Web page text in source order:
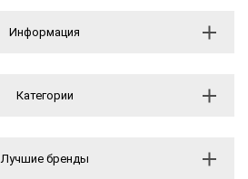
Информация
Категории
Лучшие бренды